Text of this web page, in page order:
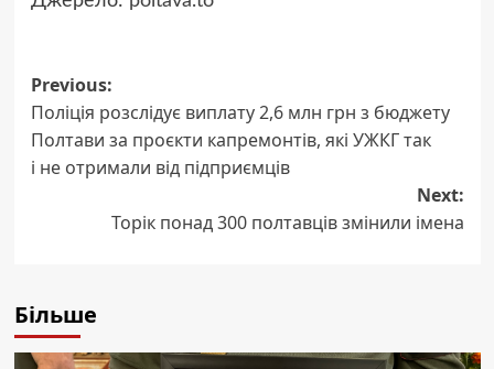
Post
navigation
Previous:
Поліція розслідує виплату 2,6 млн грн з бюджету
Полтави за проєкти капремонтів, які УЖКГ так
і не отримали від підприємців
Next:
Торік понад 300 полтавців змінили імена
Більше